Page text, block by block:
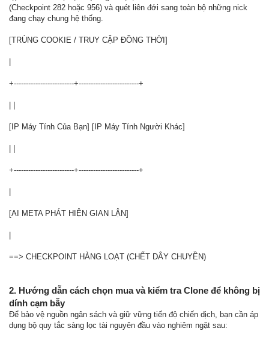
(Checkpoint 282 hoặc 956) và quét liên đới sang toàn bộ những nick
đang chạy chung hệ thống.
[TRÙNG COOKIE / TRUY CẬP ĐỒNG THỜI]
+-------------------------+-------------------------+
[IP Máy Tính Của Bạn] [IP Máy Tính Người Khác]
+-------------------------+-------------------------+
[AI META PHÁT HIỆN GIAN LẬN]
==> CHECKPOINT HÀNG LOẠT (CHẾT DÂY CHUYỀN)
2. Hướng dẫn cách chọn mua và kiểm tra Clone để không bị
dính cạm bẫy
Để bảo vệ nguồn ngân sách và giữ vững tiến độ chiến dịch, bạn cần áp
dụng bộ quy tắc sàng lọc tài nguyên đầu vào nghiêm ngặt sau: